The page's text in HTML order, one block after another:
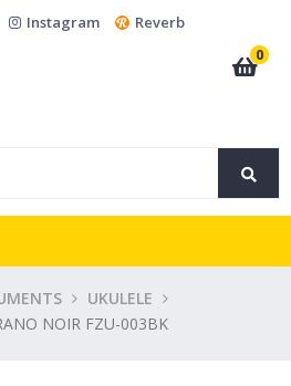
Instagram
Reverb
0
UKULELE
NOIR FZU-003BK